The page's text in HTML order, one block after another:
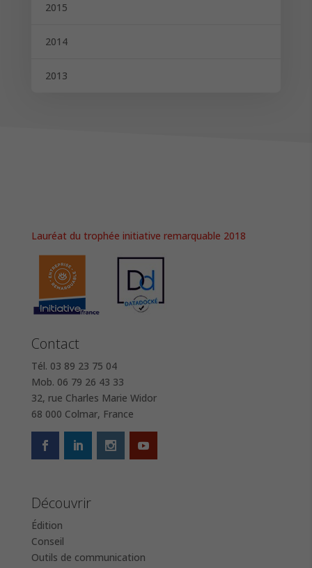
2015
2014
2013
Lauréat du trophée initiative remarquable 2018
Contact
Tél. 03 89 23 75 04
Mob. 06 79 26 43 33
32, rue Charles Marie Widor
68 000 Colmar, France
Découvrir
Édition
Conseil
Outils de communication